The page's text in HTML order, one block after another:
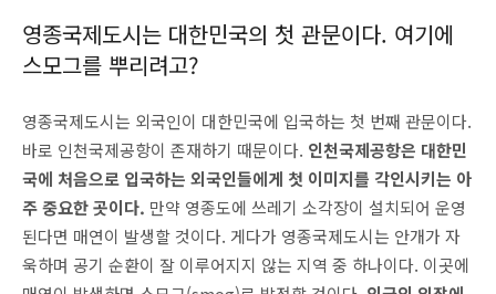
영종국제도시는 대한민국의 첫 관문이다. 여기에
스모그를 뿌리려고?
영종국제도시는 외국인이 대한민국에 입국하는 첫 번째 관문이다.
바로 인천국제공항이 존재하기 때문이다. 인천국제공항은 대한민
국에 처음으로 입국하는 외국인들에게 첫 이미지를 각인시키는 아
주 중요한 곳이다. 만약 영종도에 쓰레기 소각장이 설치되어 운영
된다면 매연이 발생할 것이다. 게다가 영종국제도시는 안개가 자
욱하며 공기 순환이 잘 이루어지지 않는 지역 중 하나이다. 이곳에